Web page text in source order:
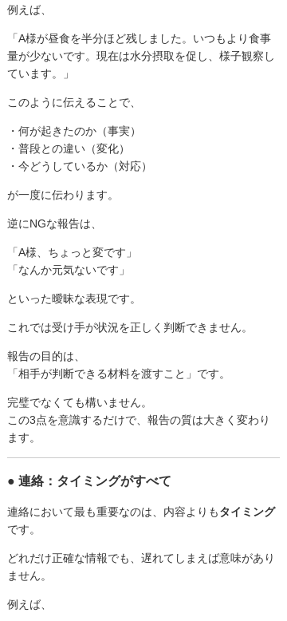
例えば、
「A様が昼食を半分ほど残しました。いつもより食事
量が少ないです。現在は水分摂取を促し、様子観察し
ています。」
このように伝えることで、
・何が起きたのか（事実）
・普段との違い（変化）
・今どうしているか（対応）
が一度に伝わります。
逆にNGな報告は、
「A様、ちょっと変です」
「なんか元気ないです」
といった曖昧な表現です。
これでは受け手が状況を正しく判断できません。
報告の目的は、
「相手が判断できる材料を渡すこと」です。
完璧でなくても構いません。
この3点を意識するだけで、報告の質は大きく変わり
ます。
● 連絡：タイミングがすべて
連絡において最も重要なのは、内容よりもタイミング
です。
どれだけ正確な情報でも、遅れてしまえば意味があり
ません。
例えば、